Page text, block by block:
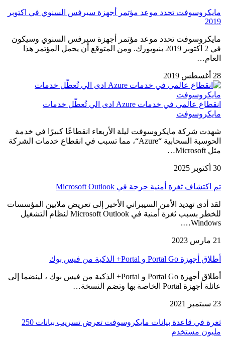
مايكروسوفت تحدد موعد مؤتمر أجهزة سيرفس السنوي في اكتوبر
2019
مايكروسوفت تحدد موعد مؤتمر أجهزة سيرفس السنوي وسيكون
في 2 اكتوبر 2019 بنيويورك. ومن المتوقع أن يحمل المؤتمر هذا
العام…
28 أغسطس 2019
انقطاع عالمي في خدمات Azure ادى الي تُعطّل خدمات
مايكروسوفت
شهدت شركة مايكروسوفت ليلة الأربعاء انقطاعًا كبيرًا في خدمة
الحوسبة السحابية “Azure“، مما تسبب في انقطاع خدمات الشركة
مثل Microsoft…
30 أكتوبر 2025
تم اكتشاف ثغرة أمنية حرجة في Microsoft Outlook
لقد أدى تهديد الأمن السيبراني الأخير إلى تعريض ملايين المؤسسات
للخطر بسبب ثغرة أمنية في Microsoft Outlook لنظام التشغيل
Windows….
21 مارس 2023
أطلاق أجهزة Portal Go و Portal+ الذكية من فيس بوك
أطلاق أجهزة Portal Go و Portal+ الذكية من فيس بوك ، لينضما إلى
عائلة أجهزة Portal الخاصة بها وتضم النسخة…
23 سبتمبر 2021
ثغرة في قاعدة بيانات مايكروسوفت تعرض تسريب بيانات 250
مليون مستخدم